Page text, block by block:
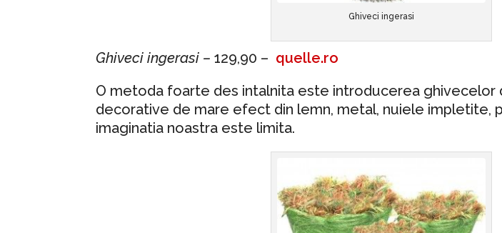
Ghiveci ingerasi
Ghiveci ingerasi –129,90 – quelle.ro
O metoda foarte des intalnita este introducerea ghivecelor
decorative de mare efect din lemn, metal, nuiele impletite,
imaginatia noastra este limita.